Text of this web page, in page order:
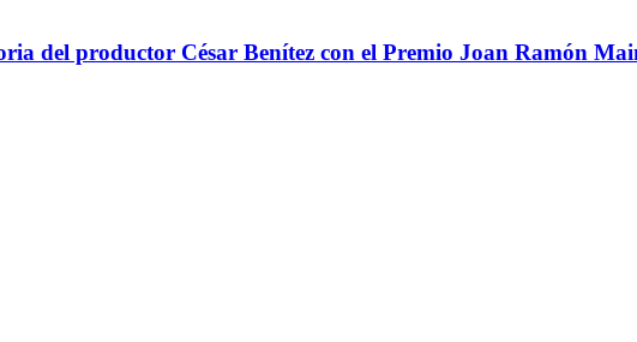
del productor César Benítez con el Premio Joan Ramón